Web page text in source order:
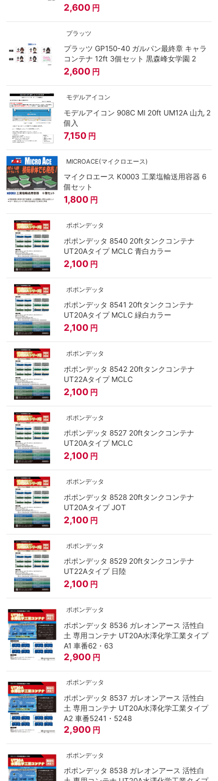
2,600 円
プラッツ
プラッツ GP150-40 ガルパン最終章 キャラ
コンテナ 12ft 3個セット 黒森峰女学園 2
2,600 円
モデルアイコン
モデルアイコン 908C MI 20ft UM12A 山九 2
個入
7,150 円
MICROACE(マイクロエース)
マイクロエース K0003 工業塩輸送用容器 6
個セット
1,800 円
ポポンデッタ
ポポンデッタ 8540 20ftタンクコンテナ
UT20Aタイプ MCLC 青白カラー
2,100 円
ポポンデッタ
ポポンデッタ 8541 20ftタンクコンテナ
UT20Aタイプ MCLC 緑白カラー
2,100 円
ポポンデッタ
ポポンデッタ 8542 20ftタンクコンテナ
UT22Aタイプ MCLC
2,100 円
ポポンデッタ
ポポンデッタ 8527 20ftタンクコンテナ
UT20Aタイプ MCLC
2,100 円
ポポンデッタ
ポポンデッタ 8528 20ftタンクコンテナ
UT20Aタイプ JOT
2,100 円
ポポンデッタ
ポポンデッタ 8529 20ftタンクコンテナ
UT22Aタイプ 日陸
2,100 円
ポポンデッタ
ポポンデッタ 8536 ガレオンアース 活性白
土 専用コンテナ UT20A水澤化学工業タイプ
A1 車番62・63
2,900 円
ポポンデッタ
ポポンデッタ 8537 ガレオンアース 活性白
土 専用コンテナ UT20A水澤化学工業タイプ
A2 車番5241・5248
2,900 円
ポポンデッタ
ポポンデッタ 8538 ガレオンアース 活性白